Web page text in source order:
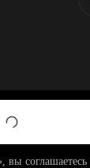
соглашаетесь